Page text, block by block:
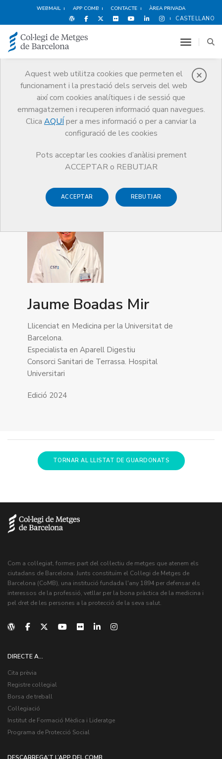
WEBMAIL APP COMB CONTACTE ÀREA PRIVADA
CASTELLANO
Aquest web utilitza cookies que permeten el
funcionament i la prestació dels serveis del web
així com cookies analítiques i de sessió que
emmagatzemen i recuperen informació quan navegues.
Clica AQUÍ per a mes informació o per a canviar la
configuració de les cookies
Pots acceptar les cookies d’anàlisi prement
ACCEPTAR o REBUTJAR
ACCEPTAR REBUTJAR
toggle
Premis
Premis Guardonat Edició 2024
Guardonat Edició 2024
Jaume Boadas Mir
Llicenciat en Medicina per la Universitat de
Barcelona.
Especialista en Aparell Digestiu
Consorci Sanitari de Terrassa. Hospital
Universitari
Edició 2024
TORNAR AL LLISTAT DE GUARDONATS
Com a col·legiat, formes part del col·lectiu de metges que atenem els
ciutadans de Barcelona. Junts constituïm el Col·legi de Metges de
Barcelona (CoMB), una institució fundada l'any 1894 per defensar els
interessos de la professió, vetllar per la bona pràctica de la medicina i
pel dret de les persones a la protecció de la seva salut.
DIRECTE A...
Cita prèvia
Registre col·legial
Borsa de treball
Col·legiació
Institut de Formació Mèdica i Lideratge
Programa de Protecció Social